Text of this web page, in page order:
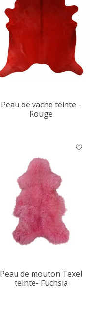
Peau de vache teinte -
Rouge
Peau de mouton Texel
teinte- Fuchsia